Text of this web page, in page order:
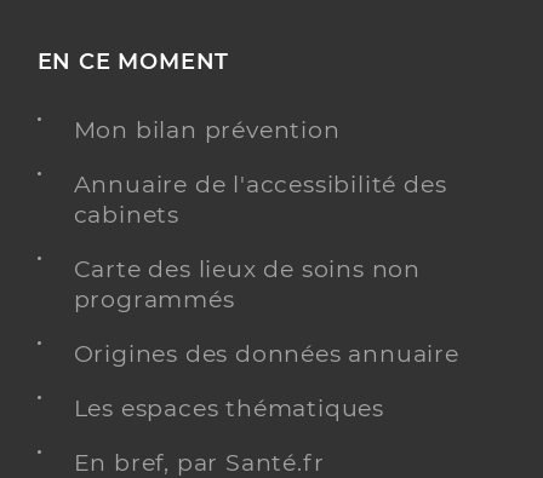
EN CE MOMENT
Mon bilan prévention
Annuaire de l'accessibilité des
cabinets
Carte des lieux de soins non
programmés
Origines des données annuaire
Les espaces thématiques
En bref, par Santé.fr